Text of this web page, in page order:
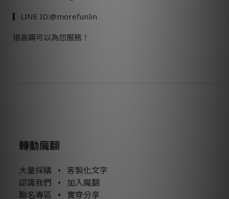
▎LINE ID:@morefunlin
很高興可以為您服務！
轉動魔翻
大量採購 •
客製化文字
認識我們 •
加入魔翻
聯名專區 •
實穿分享